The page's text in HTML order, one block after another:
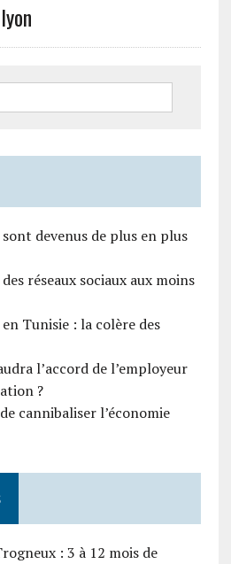
devenus de plus en plus
réseaux sociaux aux moins
Tunisie : la colère des
l’accord de l’employeur
?
cannibaliser l’économie
: 3 à 12 mois de